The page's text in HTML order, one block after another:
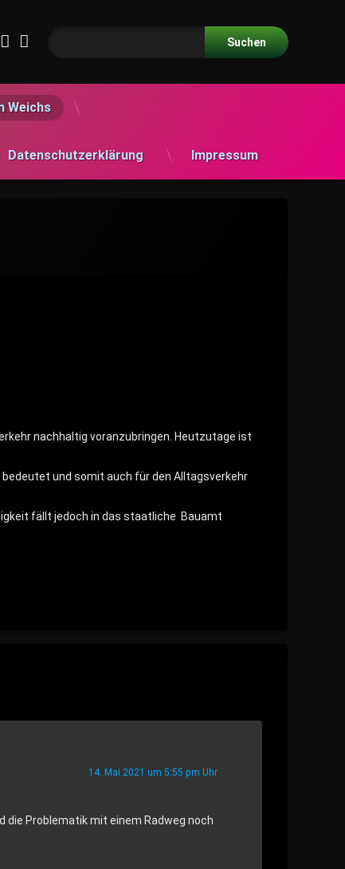
LinkedIn
RSS
Weichs
Datenschutzerklärung Impressum
nachhaltig voranzubringen. Heutzutage ist
und somit auch für den Alltagsverkehr
fällt jedoch in das staatliche Bauamt
14. Mai 2021 um 5:55 pm Uhr
Problematik mit einem Radweg noch